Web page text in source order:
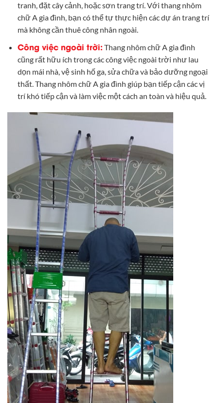
tranh, đặt cây cảnh, hoặc sơn trang trí. Với thang nhôm
chữ A gia đình, bạn có thể tự thực hiện các dự án trang trí
mà không cần thuê công nhân ngoài.
Công việc ngoài trời: Thang nhôm chữ A gia đình
cũng rất hữu ích trong các công việc ngoài trời như lau
dọn mái nhà, vệ sinh hố ga, sửa chữa và bảo dưỡng ngoại
thất. Thang nhôm chữ A gia đình giúp bạn tiếp cận các vị
trí khó tiếp cận và làm việc một cách an toàn và hiệu quả.